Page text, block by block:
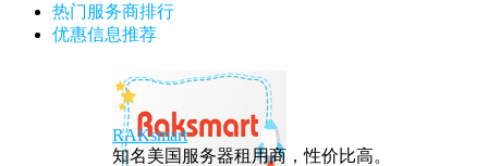
热门服务商排行
优惠信息推荐
RAKsmart
知名美国服务器租用商，性价比高。